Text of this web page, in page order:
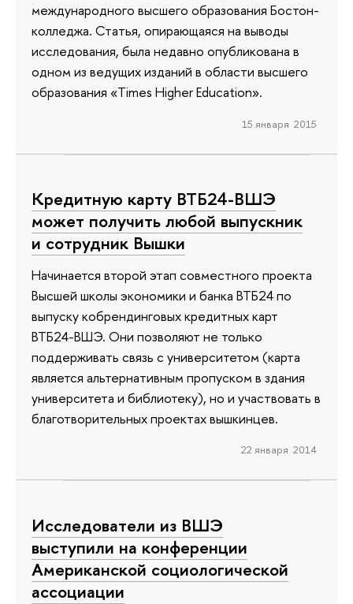
международного высшего образования Бостон-
колледжа. Статья, опирающаяся на выводы
исследования, была недавно опубликована в
одном из ведущих изданий в области высшего
образования «Times Higher Education».
15 января 2015
Кредитную карту ВТБ24-ВШЭ
может получить любой выпускник
и сотрудник Вышки
Начинается второй этап совместного проекта
Высшей школы экономики и банка ВТБ24 по
выпуску кобрендинговых кредитных карт
ВТБ24-ВШЭ. Они позволяют не только
поддерживать связь с университетом (карта
является альтернативным пропуском в здания
университета и библиотеку), но и участвовать в
благотворительных проектах вышкинцев.
22 января 2014
Исследователи из ВШЭ
выступили на конференции
Американской социологической
ассоциации